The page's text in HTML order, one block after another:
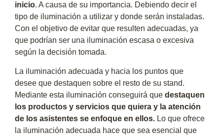
inicio. A causa de su importancia. Debiendo decir el
tipo de iluminación a utilizar y donde serán instaladas.
Con el objetivo de evitar que resulten adecuadas, ya
que podrían ser una iluminación escasa o excesiva
según la decisión tomada.
La iluminación adecuada y hacia los puntos que
desee que destaquen sobre el resto de su stand.
Mediante esta iluminación conseguirá que destaquen
los productos y servicios que quiera y la atención
de los asistentes se enfoque en ellos. Lo que ofrece
la iluminación adecuada hace que sea esencial que